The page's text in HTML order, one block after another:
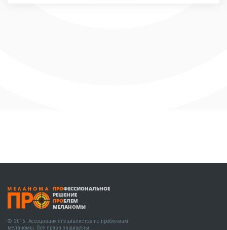
ПРОФЕССИОНАЛЬНОЕ
РЕШЕНИЕ
ПРОБЛЕМ
МЕЛАНОМЫ
© 2016. Ассоциация специалистов по проблемам
меланомы. Все права защищены.